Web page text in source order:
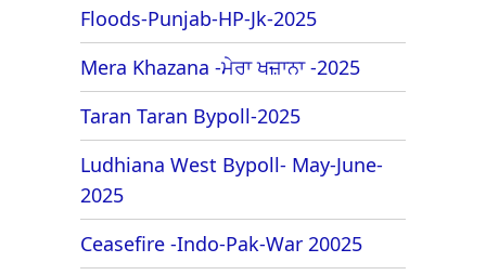
Floods-Punjab-HP-Jk-2025
Mera Khazana -ਮੇਰਾ ਖਜ਼ਾਨਾ -2025
Taran Taran Bypoll-2025
Ludhiana West Bypoll- May-June-
2025
Ceasefire -Indo-Pak-War 20025